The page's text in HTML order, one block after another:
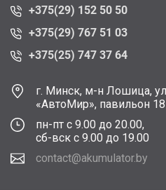
+375(29) 152 50 50
+375(29) 767 51 03
+375(25) 747 37 64
г. Минск, м-н Лошица,
«АвтоМир», павильон
пн-пт с 9.00 до 20.00,
сб-вск с 9.00 до 19.00
contact@akumulator.by